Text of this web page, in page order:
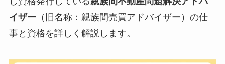
イザー （旧名称：親族間売買アドバイザー）の仕
事と資格を詳しく解説します。